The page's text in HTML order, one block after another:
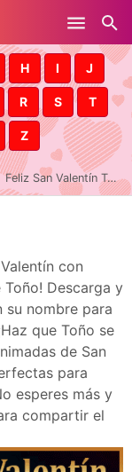
H I J
R S T
Z
Feliz San Valentín Toño
con
Descarga y
su nombre para
que Toño se
de San
para
esperes más y
compartir el